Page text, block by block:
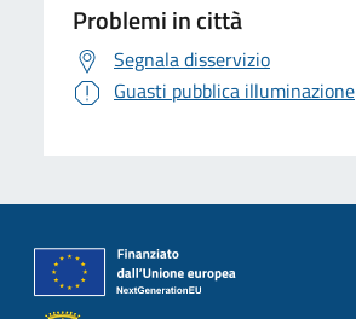
Problemi in città
Segnala disservizio
Guasti pubblica illuminazione